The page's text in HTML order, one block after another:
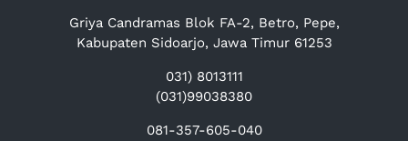
Griya Candramas Blok FA-2, Betro, Pepe,
Kabupaten Sidoarjo, Jawa Timur 61253
031) 8013111
(031)99038380
081-357-605-040